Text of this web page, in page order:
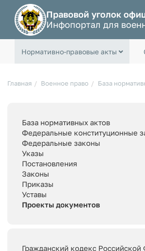
Правовой уголок
Инфопортал для
Нормативно-правовые акты
Главная Военное право База
База нормативных актов
Федеральные конституционные
Федеральные законы
Указы
Постановления
Законы
Приказы
Уставы
Проекты документов
Гражданский кодекс Российской